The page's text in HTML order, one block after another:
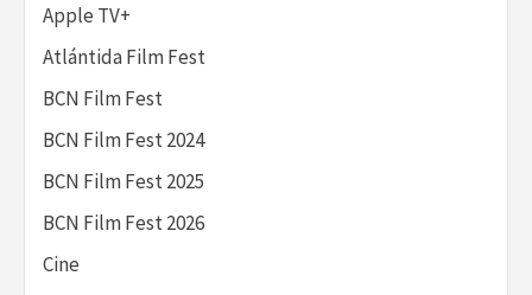
Apple TV+
Atlántida Film Fest
BCN Film Fest
BCN Film Fest 2024
BCN Film Fest 2025
BCN Film Fest 2026
Cine